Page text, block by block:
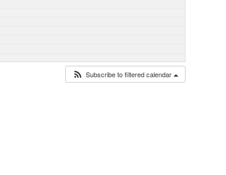
Subscribe to filtered calendar